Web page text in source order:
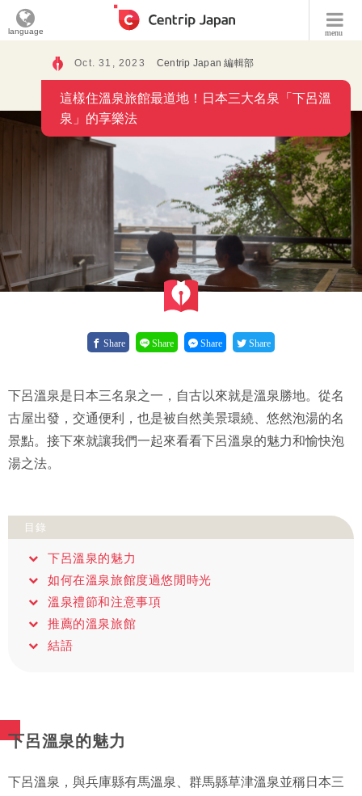
menu
language
Oct. 31, 2023 Centrip Japan 編輯部
這樣住溫泉旅館最道地！日本三大名泉「下呂溫
泉」的享樂法
Share Share Share Share
下呂溫泉是日本三名泉之一，自古以來就是溫泉勝地。從名
古屋出發，交通便利，也是被自然美景環繞、悠然泡湯的名
景點。接下來就讓我們一起來看看下呂溫泉的魅力和愉快泡
湯之法。
目錄
下呂溫泉的魅力
如何在溫泉旅館度過悠閒時光
溫泉禮節和注意事項
推薦的溫泉旅館
結語
下呂溫泉的魅力
下呂溫泉，與兵庫縣有馬溫泉、群馬縣草津溫泉並稱日本三